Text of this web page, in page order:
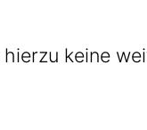
kei­ne